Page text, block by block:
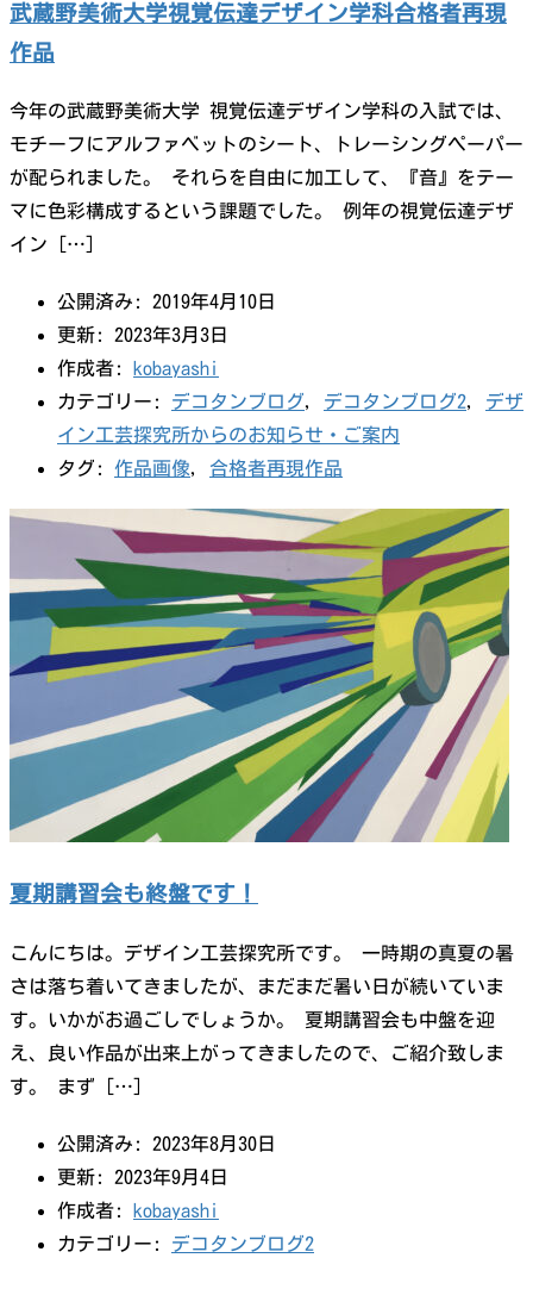
武蔵野美術大学視覚伝達デザイン学科合格者再現
作品
今年の武蔵野美術大学 視覚伝達デザイン学科の入試では、
モチーフにアルファベットのシート、トレーシングペーパー
が配られました。 それらを自由に加工して、『音』をテー
マに色彩構成するという課題でした。 例年の視覚伝達デザ
イン […]
公開済み: 2019年4月10日
更新: 2023年3月3日
作成者:
kobayashi
カテゴリー: デコタンブログ, デコタンブログ2, デザ
イン工芸探究所からのお知らせ・ご案内
タグ: 作品画像, 合格者再現作品
夏期講習会も終盤です！
こんにちは。デザイン工芸探究所です。 一時期の真夏の暑
さは落ち着いてきましたが、まだまだ暑い日が続いていま
す。いかがお過ごしでしょうか。 夏期講習会も中盤を迎
え、良い作品が出来上がってきましたので、ご紹介致しま
す。 まず […]
公開済み: 2023年8月30日
更新: 2023年9月4日
作成者:
kobayashi
カテゴリー: デコタンブログ2